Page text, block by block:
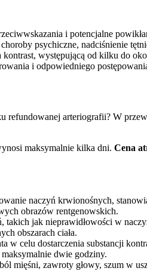
i potencjalne
psychiczne, nadciśnienie
występującą od kilku do
i odpowiedniego
arteriografii? W
maksymalnie kilka dni. Cena
naczyń krwionośnych,
obrazów rentgenowskich.
jak nieprawidłowości w
obszarach ciała.
celu dostarczenia substancji
dwie godziny.
mięśni, zawroty głowy, szum w